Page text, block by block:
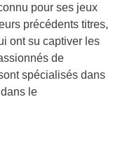
pour ses jeux
précédents titres,
ont su captiver les
de
spécialisés dans
le